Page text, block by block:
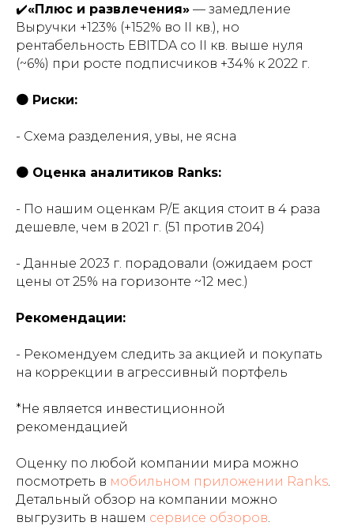
✔️«Плюс и развлечения» — замедление
Выручки +123% (+152% во II кв.), но
рентабельность EBITDA со II кв. выше нуля
(~6%) при росте подписчиков +34% к 2022 г.
🟠 Риски:
- Схема разделения, увы, не ясна
🟠 Оценка аналитиков Ranks:
- По нашим оценкам P/E акция стоит в 4 раза
дешевле, чем в 2021 г. (51 против 204)
- Данные 2023 г. порадовали (ожидаем рост
цены от 25% на горизонте ~12 мес.)
Рекомендации:
- Рекомендуем следить за акцией и покупать
на коррекции в агрессивный портфель
*Не является инвестиционной
рекомендацией
Оценку по любой компании мира можно
посмотреть в мобильном приложении Ranks
Детальный обзор на компании можно
выгрузить в нашем сервисе обзоров